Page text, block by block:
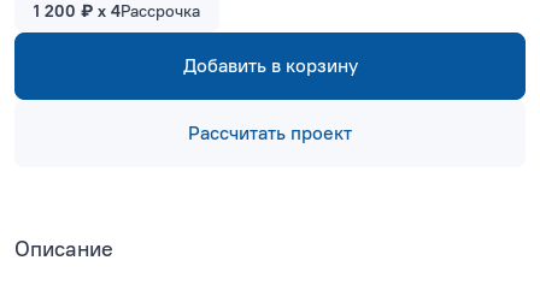
1 200 ₽ x 4Рассрочка
Добавить в корзину
Рассчитать проект
Описание